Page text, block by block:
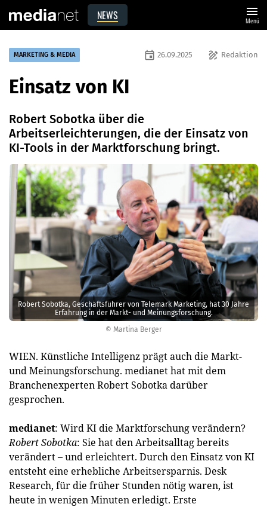
NEWS menu
Menü
© Martina Berger
Robert Sobotka, Geschäftsführer von Telemark Marketing, hat 30 Jahre
Erfahrung in der Markt- und Meinungsforschung.
MARKETING & MEDIA draw Redaktion
event 26.09.2025
Einsatz von KI
Robert Sobotka über die
Arbeitserleichterungen, die der Einsatz von
KI-Tools in der Marktforschung bringt.
WIEN. Künstliche Intelligenz prägt auch die Markt-
und Meinungsforschung. medianet hat mit dem
Branchenexperten Robert Sobotka darüber
gesprochen.
medianet: Wird KI die Marktforschung verändern?
Robert Sobotka: Sie hat den Arbeitsalltag bereits
verändert – und erleichtert. Durch den Einsatz von KI
entsteht eine erhebliche Arbeitsersparnis. Desk
Research, für die früher Stunden nötig waren, ist
heute in wenigen Minuten erledigt. Erste